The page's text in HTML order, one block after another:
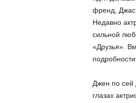
френд,
Недавно
сильной
«Друзья».
Джен по сей
глазах